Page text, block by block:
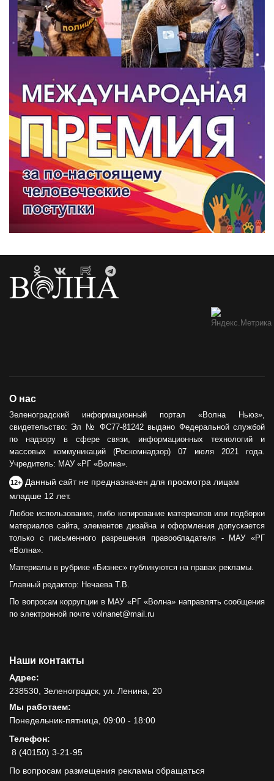
О нас
Зеленоградский информационный портал «Волна Ньюз»,
свидетельство: Эл № ФС77-81242 выдано Федеральной службой
по надзору в сфере связи, информационных технологий и
массовых коммуникаций (Роскомнадзор) 07 июля 2021 года.
Учредитель: МАУ «РГ «Волна».
12+ Данный сайт не предназначен для просмотра лицам
младше 12 лет.
Любое использование, либо копирование материалов или подборки
материалов сайта, элементов дизайна и оформления допускается
только с письменного разрешения правообладателя - МАУ «РГ
«Волна».
Материалы в рубрике «Бизнес» публикуются на правах рекламы.
Главный редактор: Нечаева Т.В.
По вопросам коррупции в МАУ «РГ «Волна» направлять сообщения
по электронной почте volnanet@mail.ru
Наши контакты
Адрес:
238530, Зеленоградск, ул. Ленина, 20
Мы работаем:
Понедельник-пятница, 09:00 - 18:00
Телефон:
8 (40150) 3-21-95
По вопросам размещения рекламы обращаться